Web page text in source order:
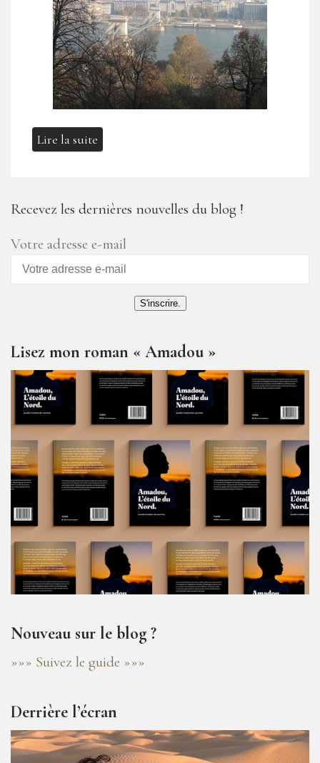
Lire la suite
Recevez les dernières nouvelles du blog !
Votre adresse e-mail
S'inscrire.
Lisez mon roman « Amadou »
Nouveau sur le blog ?
»»» Suivez le guide »»»
Derrière l’écran